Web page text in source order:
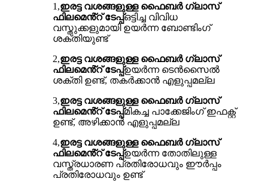
1,ഇരട്ട വശങ്ങളുള്ള ഫൈബർ ഗ്ലാസ്
ഫിലമെൻ്റ് ടേപ്പ്ഒട്ടിച്ച വിവിധ
വസ്തുക്കളുമായി ഉയർന്ന ബോണ്ടിംഗ്
ശക്തിയുണ്ട്
2,ഇരട്ട വശങ്ങളുള്ള ഫൈബർ ഗ്ലാസ്
ഫിലമെൻ്റ് ടേപ്പ്ഉയർന്ന ടെൻസൈൽ
ശക്തി ഉണ്ട്, തകർക്കാൻ എളുപ്പമല്ല
3,ഇരട്ട വശങ്ങളുള്ള ഫൈബർ ഗ്ലാസ്
ഫിലമെൻ്റ് ടേപ്പ്മികച്ച പാക്കേജിംഗ് ഇഫക്റ്റ്
ഉണ്ട്, അഴിക്കാൻ എളുപ്പമല്ല
4,ഇരട്ട വശങ്ങളുള്ള ഫൈബർ ഗ്ലാസ്
ഫിലമെൻ്റ് ടേപ്പ്ഉയർന്ന തോതിലുള്ള
വസ്ത്രധാരണ പ്രതിരോധവും ഈർപ്പം
പ്രതിരോധവും ഉണ്ട്